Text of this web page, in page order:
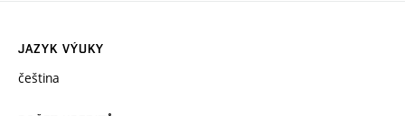
JAZYK VÝUKY
čeština